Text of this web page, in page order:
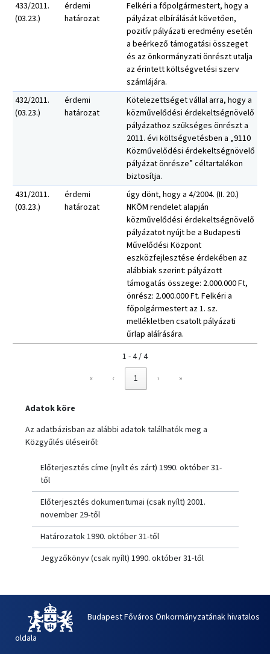
433/2011.
(03.23.)
érdemi
határozat
Felkéri a főpolgármestert, hogy a
pályázat elbírálását követően,
pozitív pályázati eredmény esetén
a beérkező támogatási összeget
és az önkormányzati önrészt utalja
az érintett költségvetési szerv
számlájára.
432/2011.
(03.23.)
érdemi
határozat
Kötelezettséget vállal arra, hogy a
közművelődési érdekeltségnövelő
pályázathoz szükséges önrészt a
2011. évi költségvetésben a „9110
Közművelődési érdekeltségnövelő
pályázat önrésze” céltartalékon
biztosítja.
431/2011.
(03.23.)
érdemi
határozat
úgy dönt, hogy a 4/2004. (II. 20.)
NKÖM rendelet alapján
közművelődési érdekeltségnövelő
pályázatot nyújt be a Budapesti
Művelődési Központ
eszközfejlesztése érdekében az
alábbiak szerint: pályázott
támogatás összege: 2.000.000 Ft,
önrész: 2.000.000 Ft. Felkéri a
főpolgármestert az 1. sz.
mellékletben csatolt pályázati
űrlap aláírására.
1 - 4 / 4
«
‹ 1 › »
Adatok köre
Az adatbázisban az alábbi adatok találhatók meg a
Közgyűlés üléseiről:
Előterjesztés címe (nyílt és zárt) 1990. október 31-
től
Előterjesztés dokumentumai (csak nyílt) 2001.
november 29-től
Határozatok 1990. október 31-től
Jegyzőkönyv (csak nyílt) 1990. október 31-től
Budapest Főváros Önkormányzatának hivatalos
oldala